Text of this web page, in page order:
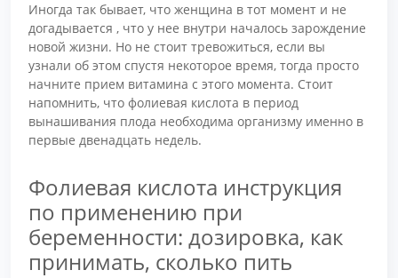
Иногда так бывает, что женщина в тот момент и не
догадывается , что у нее внутри началось зарождение
новой жизни. Но не стоит тревожиться, если вы
узнали об этом спустя некоторое время, тогда просто
начните прием витамина с этого момента. Стоит
напомнить, что фолиевая кислота в период
вынашивания плода необходима организму именно в
первые двенадцать недель.
Фолиевая кислота инструкция
по применению при
беременности: дозировка, как
принимать, сколько пить